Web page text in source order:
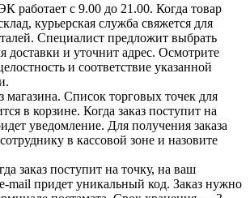
работает с 9.00 до 21.00. Когда товар
курьерская служба свяжется для
Специалист предложит выбрать
доставки и уточнит адрес. Осмотрите
и соответствие указанной
магазина. Список торговых точек для
в корзине. Когда заказ поступит на
уведомление. Для получения заказа
в кассовой зоне и назовите
заказ поступит на точку, на ваш
mail придет уникальный код. Заказ нужно